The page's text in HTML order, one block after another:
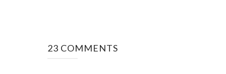
23 COMMENTS